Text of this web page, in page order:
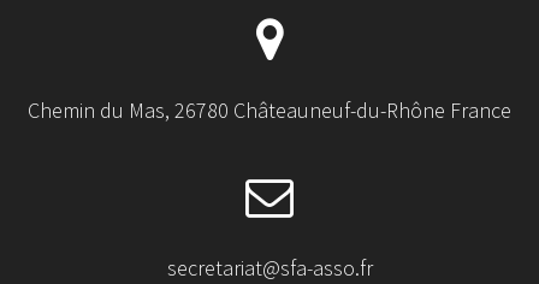
Chemin du Mas, 26780 Châteauneuf-du-Rhône France
secretariat@sfa-asso.fr